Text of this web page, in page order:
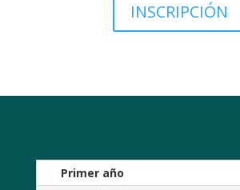
INSCRIPCIÓN
Primer año